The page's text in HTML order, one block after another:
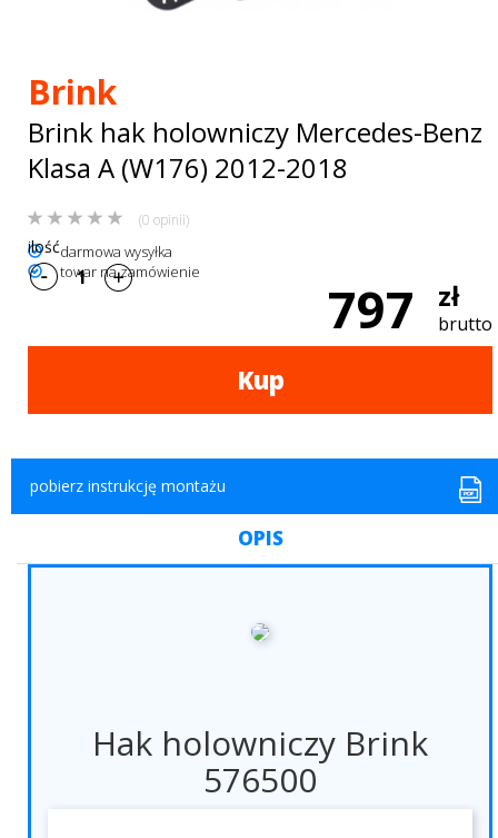
AKCESORIA
SPORTOWE
Przyczepy
samochodowe
Brink
Brink hak holowniczy Mercedes-Benz
Klasa A (W176) 2012-2018
(0 opinii)
darmowa wysyłka
towar na zamówienie
797 zł
brutto
ilość
Kup
pobierz instrukcję montażu
OPIS
Hak holowniczy Brink
576500